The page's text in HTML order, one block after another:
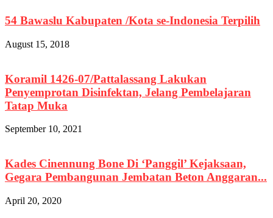
54 Bawaslu Kabupaten /Kota se-Indonesia Terpilih
August 15, 2018
Koramil 1426-07/Pattalassang Lakukan
Penyemprotan Disinfektan, Jelang Pembelajaran
Tatap Muka
September 10, 2021
Kades Cinennung Bone Di ‘Panggil’ Kejaksaan,
Gegara Pembangunan Jembatan Beton Anggaran...
April 20, 2020